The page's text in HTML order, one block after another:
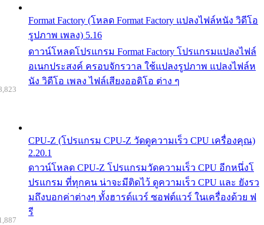
Format Factory (โหลด Format Factory แปลงไฟล์หนัง วิดีโอ
รูปภาพ เพลง) 5.16
ดาวน์โหลดโปรแกรม Format Factory โปรแกรมแปลงไฟล์
อเนกประสงค์ ครอบจักรวาล ใช้แปลงรูปภาพ แปลงไฟล์ห
นัง วิดีโอ เพลง ไฟล์เสียงออดิโอ ต่าง ๆ
CPU-Z (โปรแกรม CPU-Z วัดดูความเร็ว CPU เครื่องคุณ)
2.20.1
ดาวน์โหลด CPU-Z โปรแกรมวัดความเร็ว CPU อีกหนึ่งโ
ปรแกรม ที่ทุกคน น่าจะมีติดไว้ ดูความเร็ว CPU และ ยังรว
มถึงบอกค่าต่างๆ ทั้งฮารด์แวร์ ซอฟต์แวร์ ในเครื่องด้วย ฟ
รี